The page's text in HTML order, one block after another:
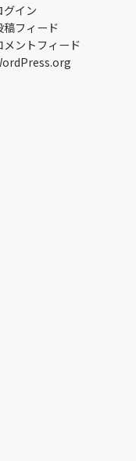
グイン
稿フィード
メントフィード